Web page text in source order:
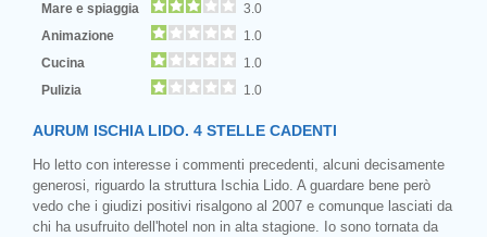
Mare e spiaggia
3.0
Animazione
1.0
Cucina
1.0
Pulizia
1.0
AURUM ISCHIA LIDO. 4 STELLE CADENTI
Ho letto con interesse i commenti precedenti, alcuni decisamente
generosi, riguardo la struttura Ischia Lido. A guardare bene però
vedo che i giudizi positivi risalgono al 2007 e comunque lasciati da
chi ha usufruito dell'hotel non in alta stagione. Io sono tornata da